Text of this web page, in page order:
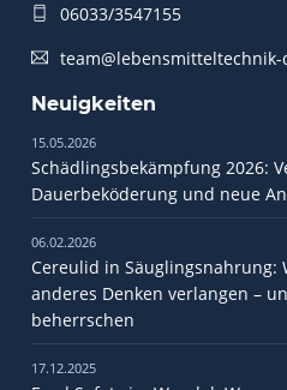
06033/3547155
Neuigkeiten
15.05.2026
Schädlingsbekämpfung 2026:
Dauerbeköderung und neue
06.02.2026
Cereulid in Säuglingsnahrung:
anderes Denken verlangen –
beherrschen
17.12.2025